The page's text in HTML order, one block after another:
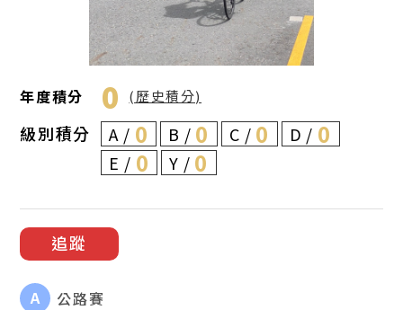
年度積分 0 (歷史積分)
級別積分 A 0 B 0 C 0 D 0
E 0 Y 0
追蹤
A 公路賽